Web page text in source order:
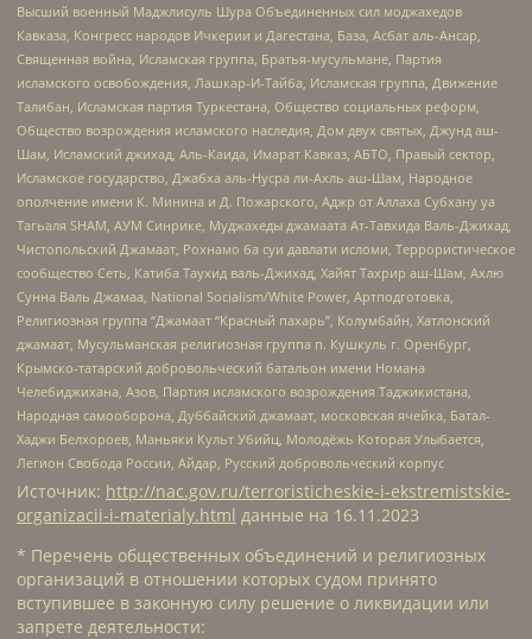
Высший военный Маджлисуль Шура Объединенных сил моджахедов
Кавказа, Конгресс народов Ичкерии и Дагестана, База, Асбат аль-Ансар,
Священная война, Исламская группа, Братья-мусульмане, Партия
исламского освобождения, Лашкар-И-Тайба, Исламская группа, Движение
Талибан, Исламская партия Туркестана, Общество социальных реформ,
Общество возрождения исламского наследия, Дом двух святых, Джунд аш-
Шам, Исламский джихад, Аль-Каида, Имарат Кавказ, АБТО, Правый сектор,
Исламское государство, Джабха аль-Нусра ли-Ахль аш-Шам, Народное
ополчение имени К. Минина и Д. Пожарского, Аджр от Аллаха Субхану уа
Тагьаля SHAM, АУМ Синрике, Муджахеды джамаата Ат-Тавхида Валь-Джихад,
Чистопольский Джамаат, Рохнамо ба суи давлати исломи, Террористическое
сообщество Сеть, Катиба Таухид валь-Джихад, Хайят Тахрир аш-Шам, Ахлю
Сунна Валь Джамаа, National Socialism/White Power, Артподготовка,
Религиозная группа “Джамаат “Красный пахарь”, Колумбайн, Хатлонский
джамаат, Мусульманская религиозная группа п. Кушкуль г. Оренбург,
Крымско-татарский добровольческий батальон имени Номана
Челебиджихана, Азов, Партия исламского возрождения Таджикистана,
Народная самооборона, Дуббайский джамаат, московская ячейка, Батал-
Хаджи Белхороев, Маньяки Культ Убийц, Молодёжь Которая Улыбается,
Легион Свобода России, Айдар, Русский добровольческий корпус
Источник: http://nac.gov.ru/terroristicheskie-i-ekstremistskie-
organizacii-i-materialy.html данные на 16.11.2023
* Перечень общественных объединений и религиозных
организаций в отношении которых судом принято
вступившее в законную силу решение о ликвидации или
запрете деятельности: